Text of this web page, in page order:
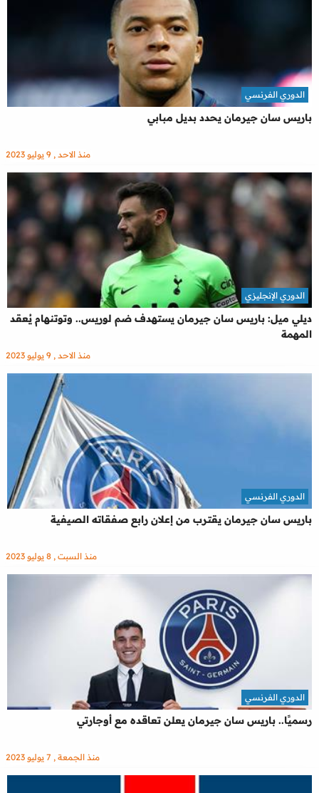
باريس سان جيرمان يحدد بديل مبابي
الدوري الفرنسي
منذ الاحد , 9 يوليو 2023
ديلي ميل: باريس سان جيرمان يستهدف ضم لوريس.. وتوتنهام يُعقد
المهمة
الدوري الإنجليزي
منذ الاحد , 9 يوليو 2023
باريس سان جيرمان يقترب من إعلان رابع صفقاته الصيفية
الدوري الفرنسي
منذ السبت , 8 يوليو 2023
رسميًا.. باريس سان جيرمان يعلن تعاقده مع أوجارتي
الدوري الفرنسي
منذ الجمعة , 7 يوليو 2023